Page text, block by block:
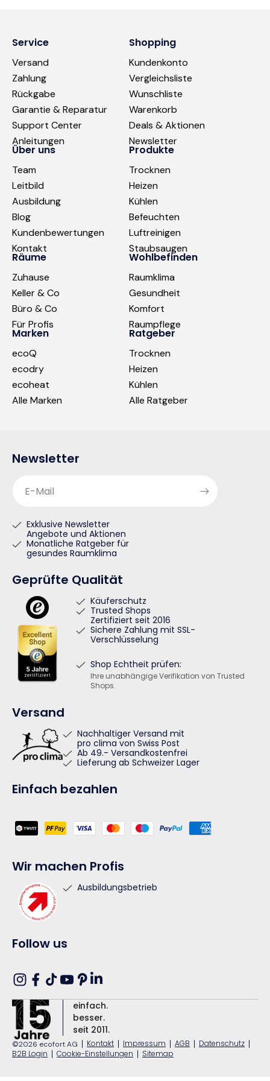
Service
Versand
Zahlung
Rückgabe
Garantie & Reparatur
Support Center
Anleitungen
Shopping
Kundenkonto
Vergleichsliste
Wunschliste
Warenkorb
Deals & Aktionen
Newsletter
Über uns
Team
Leitbild
Ausbildung
Blog
Kundenbewertungen
Kontakt
Produkte
Trocknen
Heizen
Kühlen
Befeuchten
Luftreinigen
Staubsaugen
Räume
Zuhause
Keller & Co
Büro & Co
Für Profis
Wohlbefinden
Raumklima
Gesundheit
Komfort
Raumpflege
Marken
ecoQ
ecodry
ecoheat
Alle Marken
Ratgeber
Trocknen
Heizen
Kühlen
Alle Ratgeber
Newsletter
E-Mail
Exklusive Newsletter
Angebote und Aktionen
Monatliche Ratgeber für
gesundes Raumklima
Geprüfte Qualität
Käuferschutz
Trusted Shops
Zertifiziert seit 2016
Sichere Zahlung mit SSL-
Verschlüsselung
Shop Echtheit prüfen:
Ihre unabhängige Verifikation von Trusted
Shops.
Versand
Nachhaltiger Versand mit
pro clima von Swiss Post
Ab 49.- Versandkostenfrei
Lieferung ab Schweizer Lager
Einfach bezahlen
Zahlungsmethoden
Wir machen Profis
Ausbildungsbetrieb
Follow us
Instagram
Facebook
TikTokYouTube
Pinterest
Translation
missing:
de.general.social.links.linkedin
einfach.
besser.
seit 2011.
©2026 ecofort AG | Kontakt | Impressum | AGB | Datenschutz |
B2B Login | Cookie-Einstellungen | Sitemap